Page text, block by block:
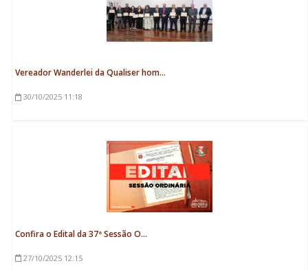
Vereador Wanderlei da Qualiser hom...
30/10/2025 11:18
Confira o Edital da 37ª Sessão O...
27/10/2025 12:15